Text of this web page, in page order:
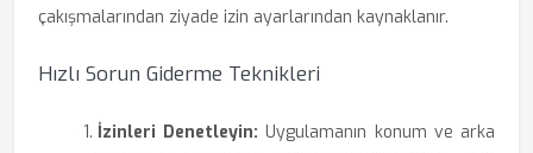
çakışmalarından ziyade izin ayarlarından kaynaklanır.
Hızlı Sorun Giderme Teknikleri
İzinleri Denetleyin: Uygulamanın konum ve arka